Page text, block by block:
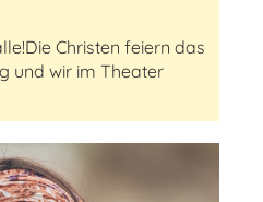
Christen feiern das
und wir im Theater